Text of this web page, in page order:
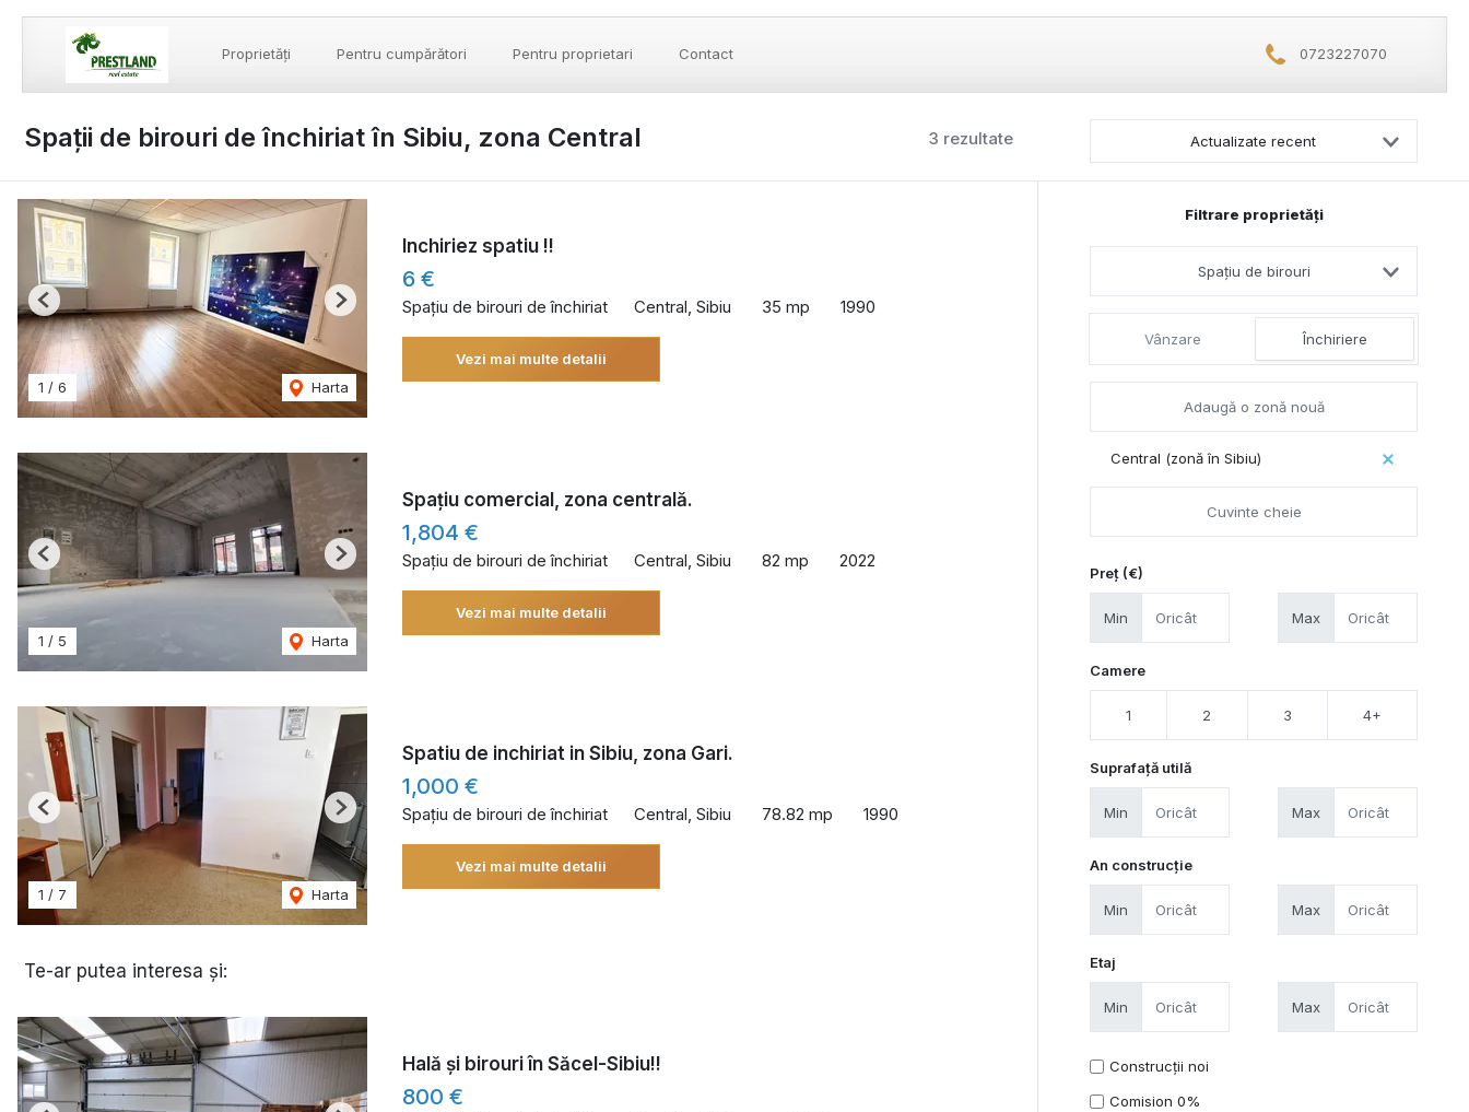
Proprietăți Pentru cumpărători Pentru proprietari Contact 0723227070
3 rezultate
Spații de birouri de închiriat în Sibiu, zona Central Actualizate recent
1 / 6 Harta
Previous Next
Inchiriez spatiu !!
6 €
Spațiu de birouri de închiriat Central, Sibiu 35 mp 1990
Vezi mai multe detalii
1 / 5 Harta
Previous Next
Spațiu comercial, zona centrală.
1,804 €
Spațiu de birouri de închiriat Central, Sibiu 82 mp 2022
Vezi mai multe detalii
1 / 7 Harta
Previous Next
Spatiu de inchiriat in Sibiu, zona Gari.
1,000 €
Spațiu de birouri de închiriat Central, Sibiu 78.82 mp 1990
Vezi mai multe detalii
Te-ar putea interesa și:
Hală și birouri în Săcel-Sibiu!!
800 €
Filtrare proprietăți
Spațiu de birouri
Vânzare Închiriere
Central (zonă în Sibiu)
Preț (€)
Min Max
Camere
1 2 3 4+
Suprafață utilă
Min Max
An construcție
Min Max
Etaj
Min Max
Construcții noi
Comision 0%